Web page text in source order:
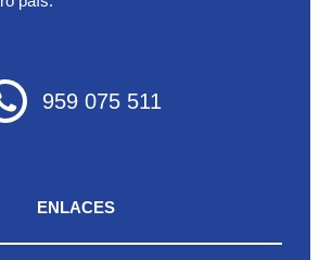
959 075 511
ENLACES